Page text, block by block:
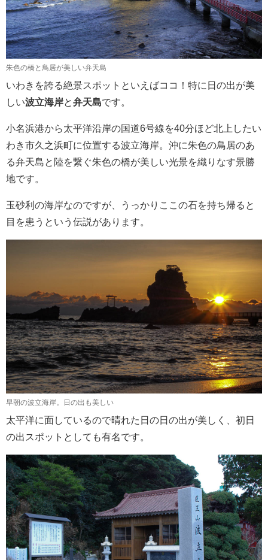
朱色の橋と鳥居が美しい弁天島
いわきを誇る絶景スポットといえばココ！特に日の出が美
しい波立海岸と弁天島です。
小名浜港から太平洋沿岸の国道6号線を40分ほど北上したい
わき市久之浜町に位置する波立海岸。沖に朱色の鳥居のあ
る弁天島と陸を繋ぐ朱色の橋が美しい光景を織りなす景勝
地です。
玉砂利の海岸なのですが、うっかりここの石を持ち帰ると
目を患うという伝説があります。
早朝の波立海岸。日の出も美しい
太平洋に面しているので晴れた日の日の出が美しく、初日
の出スポットとしても有名です。